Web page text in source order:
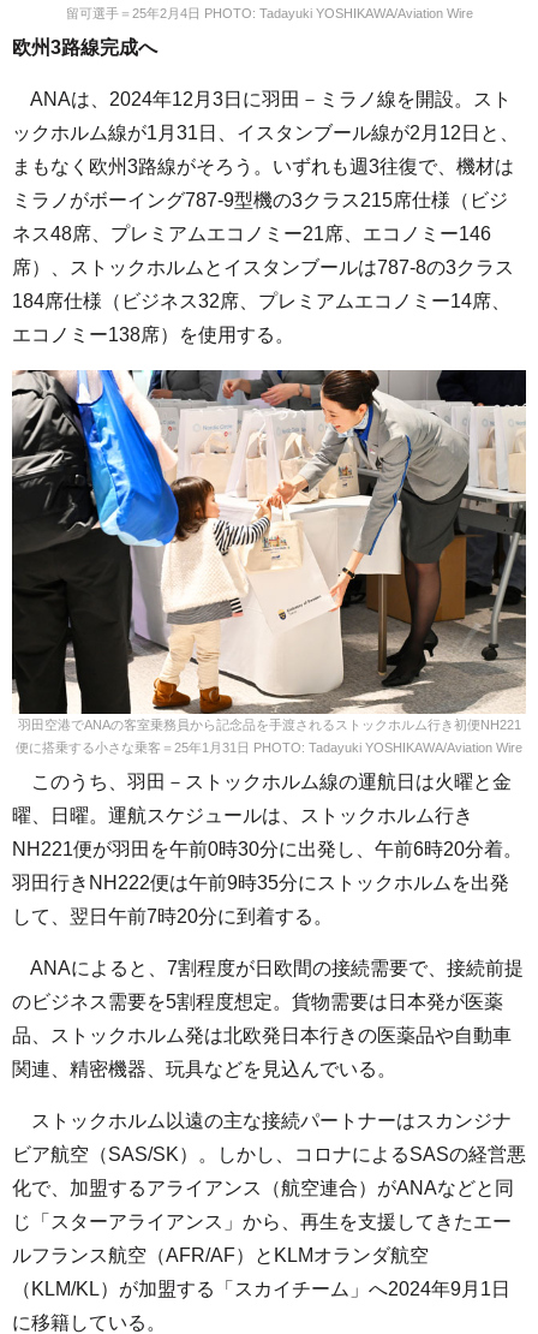
留可選手＝25年2月4日 PHOTO: Tadayuki YOSHIKAWA/Aviation Wire
欧州3路線完成へ
ANAは、2024年12月3日に羽田－ミラノ線を開設。スト
ックホルム線が1月31日、イスタンブール線が2月12日と、
まもなく欧州3路線がそろう。いずれも週3往復で、機材は
ミラノがボーイング787-9型機の3クラス215席仕様（ビジ
ネス48席、プレミアムエコノミー21席、エコノミー146
席）、ストックホルムとイスタンブールは787-8の3クラス
184席仕様（ビジネス32席、プレミアムエコノミー14席、
エコノミー138席）を使用する。
羽田空港でANAの客室乗務員から記念品を手渡されるストックホルム行き初便NH221
便に搭乗する小さな乗客＝25年1月31日 PHOTO: Tadayuki YOSHIKAWA/Aviation Wire
このうち、羽田－ストックホルム線の運航日は火曜と金
曜、日曜。運航スケジュールは、ストックホルム行き
NH221便が羽田を午前0時30分に出発し、午前6時20分着。
羽田行きNH222便は午前9時35分にストックホルムを出発
して、翌日午前7時20分に到着する。
ANAによると、7割程度が日欧間の接続需要で、接続前提
のビジネス需要を5割程度想定。貨物需要は日本発が医薬
品、ストックホルム発は北欧発日本行きの医薬品や自動車
関連、精密機器、玩具などを見込んでいる。
ストックホルム以遠の主な接続パートナーはスカンジナ
ビア航空（SAS/SK）。しかし、コロナによるSASの経営悪
化で、加盟するアライアンス（航空連合）がANAなどと同
じ「スターアライアンス」から、再生を支援してきたエー
ルフランス航空（AFR/AF）とKLMオランダ航空
（KLM/KL）が加盟する「スカイチーム」へ2024年9月1日
に移籍している。